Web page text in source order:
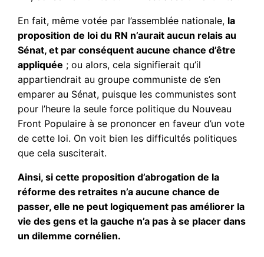
En fait, même votée par l’assemblée nationale, la
proposition de loi du RN n’aurait aucun relais au
Sénat, et par conséquent aucune chance d’être
appliquée ; ou alors, cela signifierait qu’il
appartiendrait au groupe communiste de s’en
emparer au Sénat, puisque les communistes sont
pour l’heure la seule force politique du Nouveau
Front Populaire à se prononcer en faveur d’un vote
de cette loi. On voit bien les difficultés politiques
que cela susciterait.
Ainsi, si cette proposition d’abrogation de la
réforme des retraites n’a aucune chance de
passer, elle ne peut logiquement pas améliorer la
vie des gens et la gauche n’a pas à se placer dans
un dilemme cornélien.